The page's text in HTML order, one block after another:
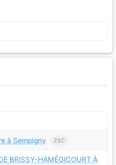
à Sempigny ZSC
BRISSY-HAMÉGICOURT À